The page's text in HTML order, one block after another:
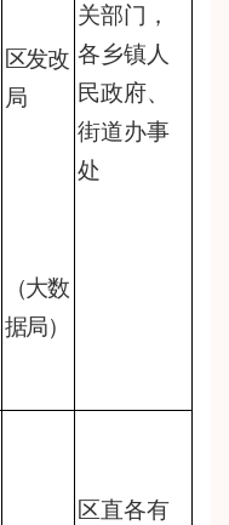
区发改
局
（大数
据局）
关部门，
各乡镇人
民政府、
街道办事
处
区直各有